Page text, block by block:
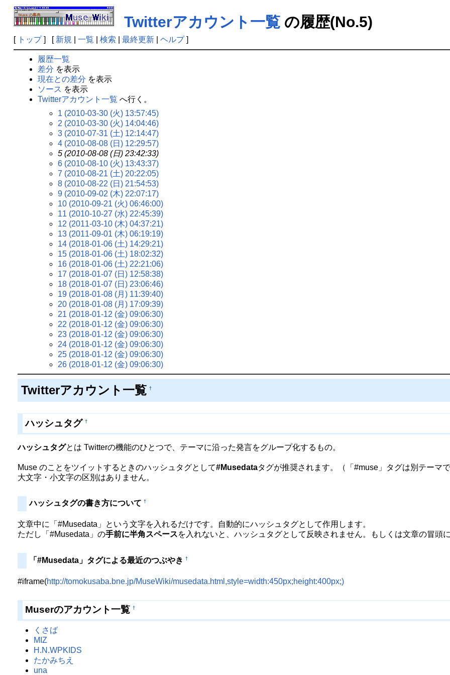
Twitterアカウント一覧の履歴(No.5)
[ トップ] [ 新規 一覧 検索 最終更新| ヘルプ]
履歴一覧
差分 を表示
現在との差分 を表示
ソース を表示
Twitterアカウント一覧 へ行く。
1 (2010-03-30 (火) 13:57:45)
2 (2010-03-30 (火) 14:04:46)
3 (2010-07-31 (土) 12:14:47)
4 (2010-08-08 (日) 12:29:57)
5 (2010-08-08 (日) 23:42:33)
6 (2010-08-10 (火) 13:43:37)
7 (2010-08-21 (土) 20:22:05)
8 (2010-08-22 (日) 21:54:53)
9 (2010-09-02 (木) 22:07:17)
10 (2010-09-21 (火) 06:46:00)
11 (2010-10-27 (水) 22:45:39)
12 (2011-03-10 (木) 04:37:21)
13 (2011-09-01 (木) 06:19:19)
14 (2018-01-06 (土) 14:29:21)
15 (2018-01-06 (土) 18:02:32)
16 (2018-01-06 (土) 22:21:06)
17 (2018-01-07 (日) 12:58:38)
18 (2018-01-07 (日) 23:06:46)
19 (2018-01-08 (月) 11:39:40)
20 (2018-01-08 (月) 17:09:39)
21 (2018-01-12 (金) 09:06:30)
22 (2018-01-12 (金) 09:06:30)
23 (2018-01-12 (金) 09:06:30)
24 (2018-01-12 (金) 09:06:30)
25 (2018-01-12 (金) 09:06:30)
26 (2018-01-12 (金) 09:06:30)
Twitterアカウント一覧 †
ハッシュタグ †
ハッシュタグとは Twitterの機能のひとつで、テーマに沿った発言をグループ化するもの。
Muse のことをツイットするときのハッシュタグとして#Musedataタグが推奨されます。（「#muse」タグは別テーマ
大文字・小文字の区別はありません。
ハッシュタグの書き方について †
文章中に「#Musedata」という文字を入れるだけです。自動的にハッシュタグとして作用します。
ただし「#Musedata」の手前に半角スペースを入れないと、ハッシュタグとして反映されません。もしくは文章の冒頭
「#Musedata」タグによる最近のつぶやき †
#iframe(http://tomokusaba.bne.jp/MuseWiki/musedata.html,style=width:450px;height:400px;)
Muserのアカウント一覧 †
くさば
MIZ
H.N.WPKIDS
たかみちえ
una